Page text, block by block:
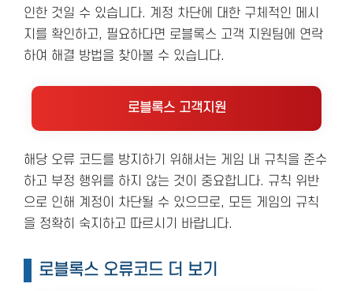
인한 것일 수 있습니다. 계정 차단에 대한 구체적인 메시
지를 확인하고, 필요하다면 로블록스 고객 지원팀에 연락
하여 해결 방법을 찾아볼 수 있습니다.
로블록스 고객지원
해당 오류 코드를 방지하기 위해서는 게임 내 규칙을 준수
하고 부정 행위를 하지 않는 것이 중요합니다. 규칙 위반
으로 인해 계정이 차단될 수 있으므로, 모든 게임의 규칙
을 정확히 숙지하고 따르시기 바랍니다.
로블록스 오류코드 더 보기